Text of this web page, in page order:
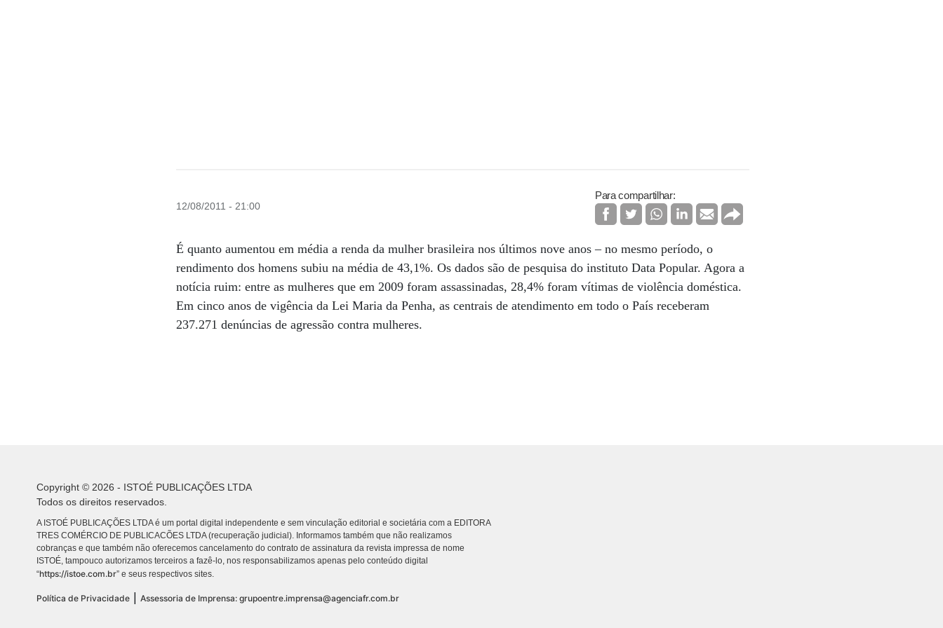
12/08/2011 - 21:00
Para compartilhar:
É quanto aumentou em média a renda da mulher brasileira nos últimos nove anos – no mesmo período, o
rendimento dos homens subiu na média de 43,1%. Os dados são de pesquisa do instituto Data Popular. Agora a
notícia ruim: entre as mulheres que em 2009 foram assassinadas, 28,4% foram vítimas de violência doméstica.
Em cinco anos de vigência da Lei Maria da Penha, as centrais de atendimento em todo o País receberam
237.271 denúncias de agressão contra mulheres.
Copyright © 2026 - ISTOÉ PUBLICAÇÕES LTDA
Todos os direitos reservados.
A ISTOÉ PUBLICAÇÕES LTDA é um portal digital independente e sem vinculação editorial e societária com a EDITORA
TRES COMÉRCIO DE PUBLICACÕES LTDA (recuperação judicial). Informamos também que não realizamos
cobranças e que também não oferecemos cancelamento do contrato de assinatura da revista impressa de nome
ISTOÉ, tampouco autorizamos terceiros a fazê-lo, nos responsabilizamos apenas pelo conteúdo digital
“https://istoe.com.br” e seus respectivos sites.
Política de Privacidade Assessoria de Imprensa: grupoentre.imprensa@agenciafr.com.br